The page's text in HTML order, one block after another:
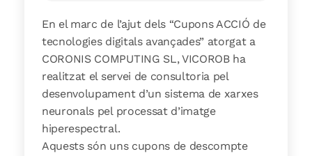
En el marc de l’ajut dels “Cupons ACCIÓ de
tecnologies digitals avançades” atorgat a
CORONIS COMPUTING SL, VICOROB ha
realitzat el servei de consultoria pel
desenvolupament d’un sistema de xarxes
neuronals pel processat d’imatge
hiperespectral.
Aquests són uns cupons de descompte